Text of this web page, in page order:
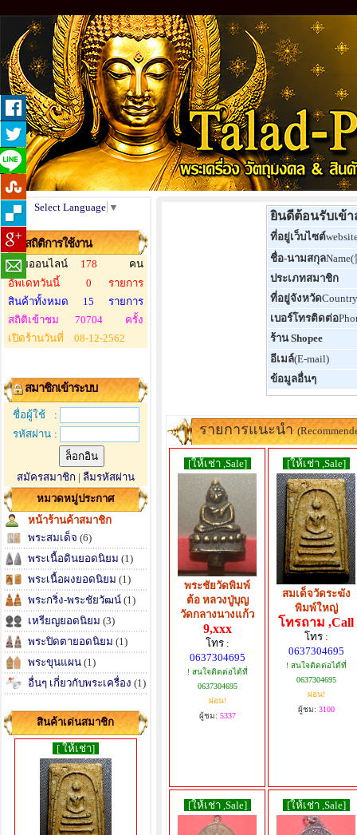
Select Language ▼
สถิติการใช้งาน
ผู้ชมออนไลน์ 178
คน
อัพเดทวันนี้
0
รายการ
สินค้าทั้งหมด
15
รายการ
สถิติเข้าชม
70704
ครั้ง
เปิดร้านวันที่
08-12-2562
สมาชิกเข้าระบบ
ชื่อผู้ใช้
:
รหัสผ่าน :
สมัครสมาชิก | ลืมรหัสผ่าน
หมวดหมู่ประกาศ
หน้าร้านค้าสมาชิก
พระสมเด็จ (6)
พระเนื้อดินยอดนิยม (1)
พระเนื้อผงยอดนิยม (1)
พระกริ่ง-พระชัยวัฒน์ (1)
เหรียญยอดนิยม (3)
พระปิดตายอดนิยม (1)
พระขุนแผน (1)
อื่นๆ เกี่ยวกับพระเครื่อง (1)
สินค้าเด่นสมาชิก
[ ให้เช่า]
ยินดีต้อนรับเข้
ที่อยู่เว็บไซต์
ชื่อ-นามสกุล
ประเภทสมาชิก
ที่อยู่จังหวัด
เบอร์โทรติดต่อ
ร้าน Shopee
อีเมล์(E-mail)
ข้อมูลอื่นๆ
รายการแนะนำ
[ให้เช่า ,Sale]
พระชัยวัดพิมพ์
ต้อ หลวงปู่บุญ
วัดกลางนางแก้ว
9,xxx
โทร :
0637304695
! สนใจติดต่อได้ที่
0637304695
ผ่อน!
ผู้ชม: 5337
[ให้เช่า ,Sale]
สมเด็จวัดระฆัง
พิมพ์ใหญ่
โทรถาม ,Call
โทร :
0637304695
! สนใจติดต่อได้ที่
0637304695
ผ่อน!
ผู้ชม: 3100
[ให้เช่า ,Sale] [ให้เช่า ,Sale]